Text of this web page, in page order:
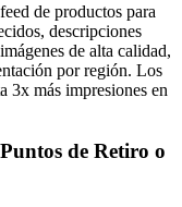
de productos para
descripciones
de alta calidad,
por región. Los
3x más impresiones en
de Retiro o